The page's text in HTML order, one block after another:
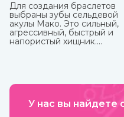
Для создания браслетов
выбраны зубы сельдевой
акулы Мако. Это сильный,
агрессивный, быстрый и
напористый хищник.
м. Жители Океании
ее зубами обеспечивают
У нас вы найдете